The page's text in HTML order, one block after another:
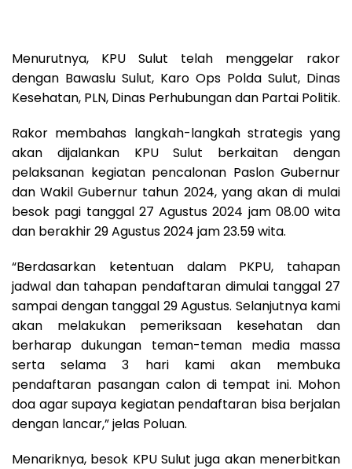
Menurutnya, KPU Sulut telah menggelar rakor
dengan Bawaslu Sulut, Karo Ops Polda Sulut, Dinas
Kesehatan, PLN, Dinas Perhubungan dan Partai Politik.
Rakor membahas langkah-langkah strategis yang
akan dijalankan KPU Sulut berkaitan dengan
pelaksanan kegiatan pencalonan Paslon Gubernur
dan Wakil Gubernur tahun 2024, yang akan di mulai
besok pagi tanggal 27 Agustus 2024 jam 08.00 wita
dan berakhir 29 Agustus 2024 jam 23.59 wita.
“Berdasarkan ketentuan dalam PKPU, tahapan
jadwal dan tahapan pendaftaran dimulai tanggal 27
sampai dengan tanggal 29 Agustus. Selanjutnya kami
akan melakukan pemeriksaan kesehatan dan
berharap dukungan teman-teman media massa
serta selama 3 hari kami akan membuka
pendaftaran pasangan calon di tempat ini. Mohon
doa agar supaya kegiatan pendaftaran bisa berjalan
dengan lancar,” jelas Poluan.
Menariknya, besok KPU Sulut juga akan menerbitkan